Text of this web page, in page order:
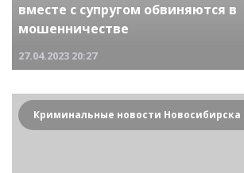
вместе с супругом обвиняются в
мошенничестве
27.04.2023 20:27